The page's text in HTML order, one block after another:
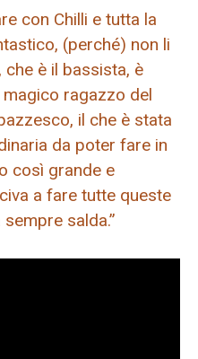
con Chilli e tutta la
(perché) non li
è il bassista, è
ragazzo del
il che è stata
da poter fare in
così grande e
a fare tutte queste
salda.”